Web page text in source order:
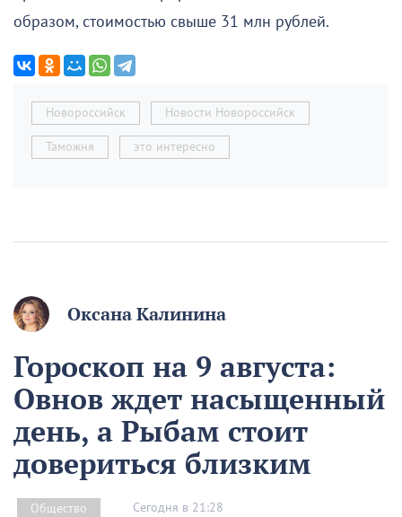
образом, стоимостью свыше 31 млн рублей.
Новороссийск Новости Новороссийск
Таможня это интересно
Оксана Калинина
Гороскоп на 9 августа:
Овнов ждет насыщенный
день, а Рыбам стоит
довериться близким
Общество Сегодня в 21:28